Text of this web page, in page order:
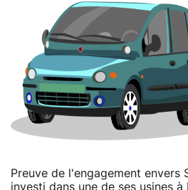
Preuve de l'engagement envers
investi dans une de ses usines